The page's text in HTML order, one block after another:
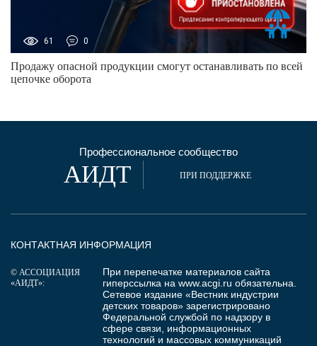
61 0
Продажу опасной продукции смогут останавливать по всей
цепочке оборота
Профессиональное сообщество
АИДТ ПРИ ПОДДЕРЖКЕ
КОНТАКТНАЯ ИНФОРМАЦИЯ
© АССОЦИАЦИЯ
«АИДТ»:
При перепечатке материалов сайта
гиперссылка на www.acgi.ru обязательна.
Сетевое издание «Вестник индустрии
детских товаров» зарегистрировано
Федеральной службой по надзору в
сфере связи, информационных
технологий и массовых коммуникаций